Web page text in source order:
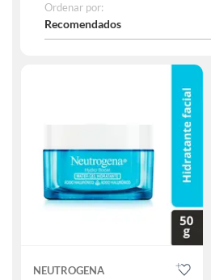
Ordenar por:
Recomendados
NEUTROGENA